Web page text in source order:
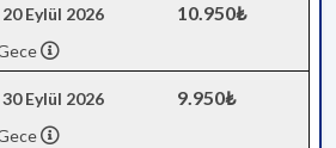
20 Eylül 2026 10.950₺
30 Eylül 2026 9.950₺